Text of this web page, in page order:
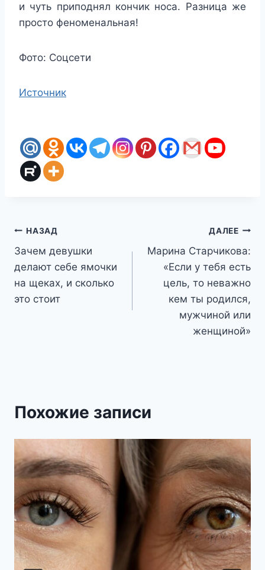
и чуть приподнял кончик носа. Разница же
просто феноменальная!
Фото: Соцсети
Источник
Навигация
по
записям
НАЗАД
Зачем девушки
делают себе ямочки
на щеках, и сколько
это стоит
ДАЛЕЕ
Марина Старчикова:
«Если у тебя есть
цель, то неважно
кем ты родился,
мужчиной или
женщиной»
Похожие записи